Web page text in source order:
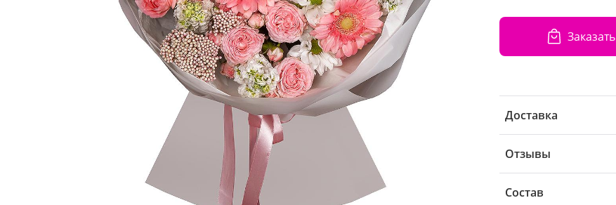
Заказать
Доставка
Отзывы
Состав